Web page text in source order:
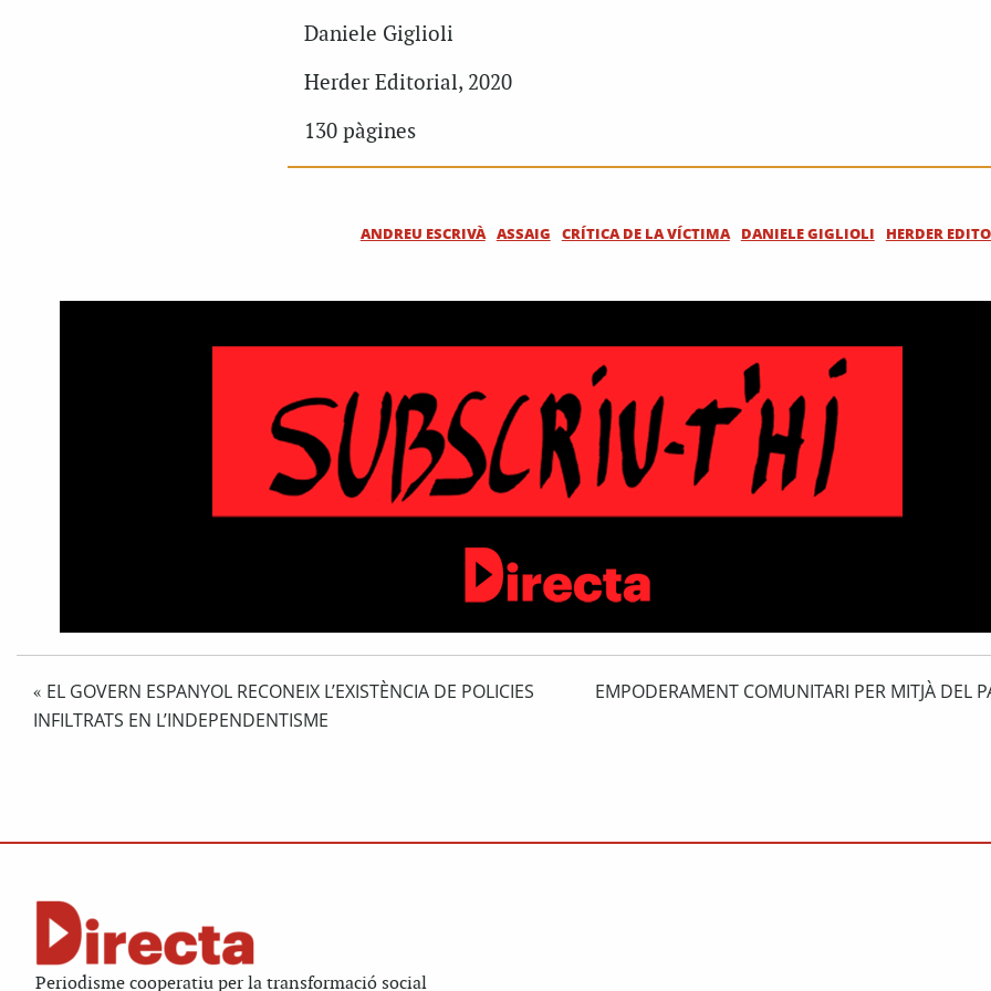
Daniele Giglioli
Herder Editorial, 2020
130 pàgines
ANDREU ESCRIVÀ ASSAIG CRÍTICA DE LA VÍCTIMA DANIELE GIGLIOLI HERDER
« EL GOVERN ESPANYOL RECONEIX L’EXISTÈNCIA DE POLICIES
INFILTRATS EN L’INDEPENDENTISME
EMPODERAMENT COMUNITARI PER MITJÀ DEL
Periodisme cooperatiu per la transformació social